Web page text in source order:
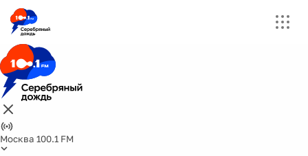
Москва 100.1 FM